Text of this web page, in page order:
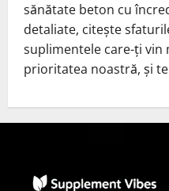
sănătate beton cu
detaliate, citește
suplimentele care-ți vin
prioritatea noastră, și